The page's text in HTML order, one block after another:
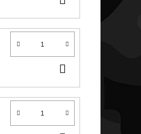
KOŠÍKU
KOŠÍKU